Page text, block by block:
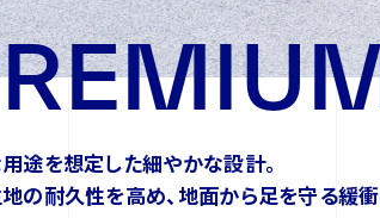
途を想定した細やかな設計。
の耐久性を高め、地面から足を守る緩